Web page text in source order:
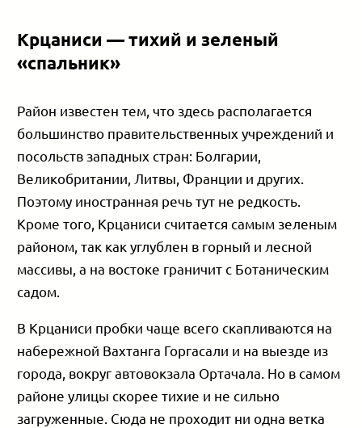
Крцаниси — тихий и зеленый
«спальник»
Район известен тем, что здесь располагается
большинство правительственных учреждений и
посольств западных стран: Болгарии,
Великобритании, Литвы, Франции и других.
Поэтому иностранная речь тут не редкость.
Кроме того, Крцаниси считается самым зеленым
районом, так как углублен в горный и лесной
массивы, а на востоке граничит с Ботаническим
садом.
В Крцаниси пробки чаще всего скапливаются на
набережной Вахтанга Горгасали и на выезде из
города, вокруг автовокзала Ортачала. Но в самом
районе улицы скорее тихие и не сильно
загруженные. Сюда не проходит ни одна ветка